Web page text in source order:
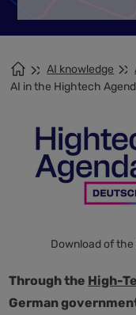
AI knowledge
AI in the Hightech
Download of the
Through the High-
German